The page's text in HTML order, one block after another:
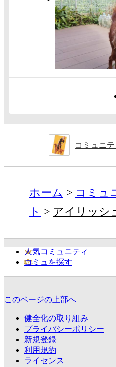
コミュニ
ホーム コミュ
ト
アイリッシ
人気コミュニティ
コミュを探す
このページの上部へ
健全化の取り組み
プライバシーポリシー
新規登録
利用規約
ライセンス